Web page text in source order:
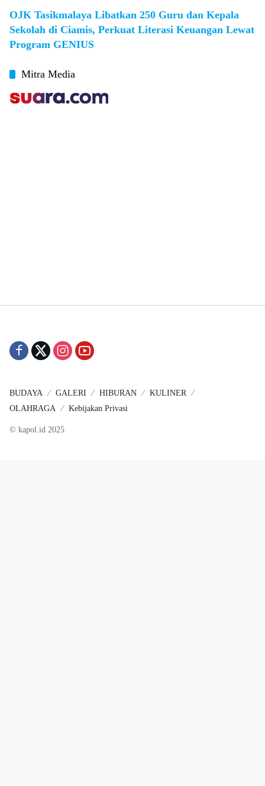
OJK Tasikmalaya Libatkan 250 Guru dan Kepala
Sekolah di Ciamis, Perkuat Literasi Keuangan Lewat
Program GENIUS
Mitra Media
BUDAYA GALERI HIBURAN
KULINER
OLAHRAGA
Kebijakan Privasi
© kapol.id 2025